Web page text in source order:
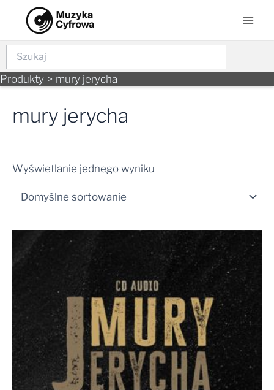
content
Szukaj
Produkty mury jerycha
mury jerycha
Wyświetlanie jednego wyniku